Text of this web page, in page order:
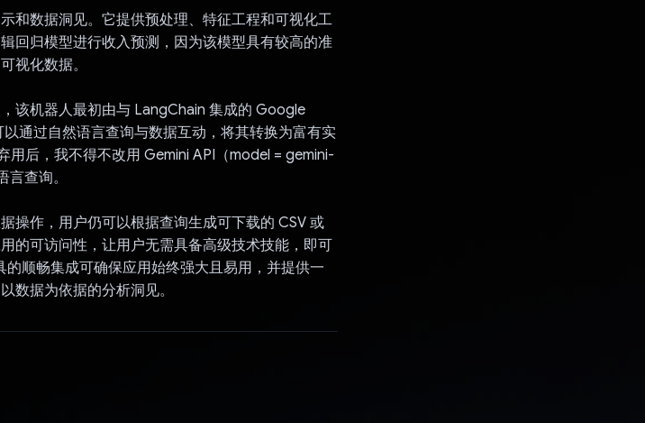
和数据洞见。它提供预处理、特征工程和可视化工
回归模型进行收入预测，因为该模型具有较高的准
视化数据。
该机器人最初由与 LangChain 集成的 Google
通过自然语言查询与数据互动，将其转换为富有实
用后，我不得不改用 Gemini API（model = gemini-
查询。
操作，用户仍可以根据查询生成可下载的 CSV 或
的可访问性，让用户无需具备高级技术技能，即可
顺畅集成可确保应用始终强大且易用，并提供一
数据为依据的分析洞见。